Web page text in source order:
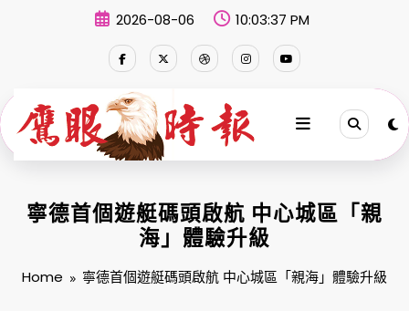
2026-08-06 10:03:39 PM
寧德首個遊艇碼頭啟航 中心城區「親
海」體驗升級
Home 寧德首個遊艇碼頭啟航 中心城區「親海」體驗升級